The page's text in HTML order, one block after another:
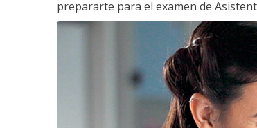
prepararte para el examen de